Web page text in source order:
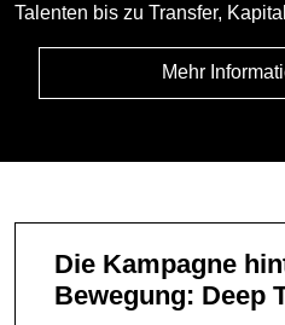
Talenten bis zu Transfer,
Mehr
Die Kampagne hinter der
Bewegung: Deep